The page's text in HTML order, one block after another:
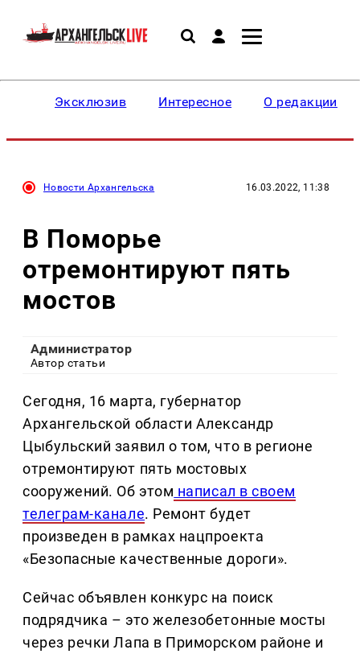
Эксклюзив Интересное О редакции
Новости Архангельска 16.03.2022, 11:38
В Поморье
отремонтируют пять
мостов
Администратор
Автор статьи
Сегодня, 16 марта, губернатор
Архангельской области Александр
Цыбульский заявил о том, что в регионе
отремонтируют пять мостовых
сооружений. Об этом написал в своем
телеграм-канале. Ремонт будет
произведен в рамках нацпроекта
«Безопасные качественные дороги».
Сейчас объявлен конкурс на поиск
подрядчика – это железобетонные мосты
через речки Лапа в Приморском районе и